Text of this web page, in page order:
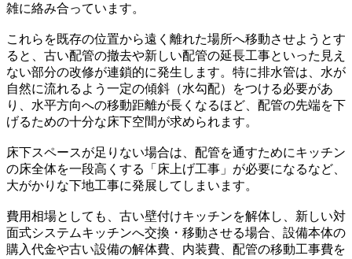
雑に絡み合っています。
これらを既存の位置から遠く離れた場所へ移動させようとす
ると、古い配管の撤去や新しい配管の延長工事といった見え
ない部分の改修が連鎖的に発生します。特に排水管は、水が
自然に流れるよう一定の傾斜（水勾配）をつける必要があ
り、水平方向への移動距離が長くなるほど、配管の先端を下
げるための十分な床下空間が求められます。
床下スペースが足りない場合は、配管を通すためにキッチン
の床全体を一段高くする「床上げ工事」が必要になるなど、
大がかりな下地工事に発展してしまいます。
費用相場としても、古い壁付けキッチンを解体し、新しい対
面式システムキッチンへ交換・移動させる場合、設備本体の
購入代金や古い設備の解体費、内装費、配管の移動工事費を